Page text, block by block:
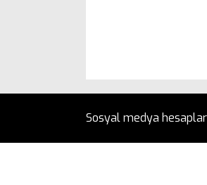
Sosyal medya